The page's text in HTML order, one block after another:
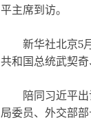
平主席到访。
新华社北京5月
共和国总统武契
陪同习近平出
局委员、外交部部